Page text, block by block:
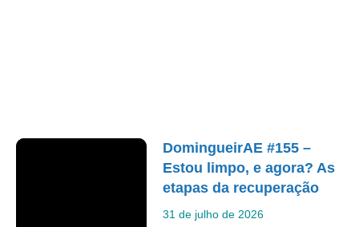
DomingueirAE #155 –
Estou limpo, e agora? As
etapas da recuperação
31 de julho de 2026